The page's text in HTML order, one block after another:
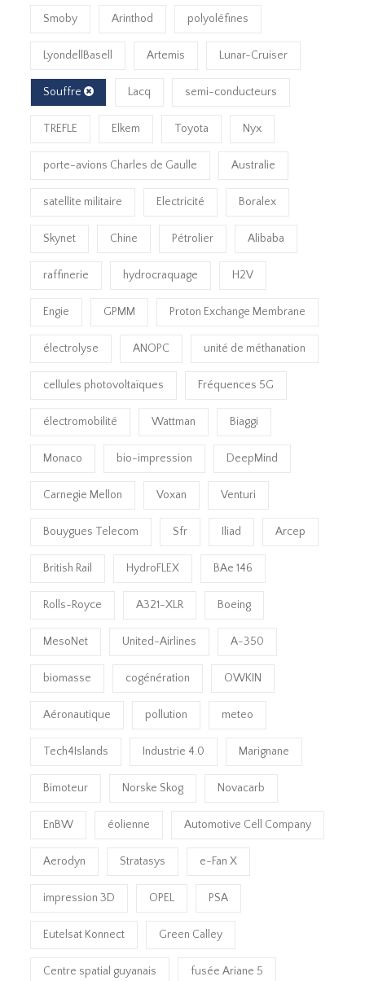
Smoby Arinthod polyoléfines
LyondellBasell Artemis Lunar-Cruiser
Souffre Lacq semi-conducteurs
TREFLE Elkem Toyota Nyx
porte-avions Charles de Gaulle Australie
satellite militaire Electricité Boralex
Skynet Chine Pétrolier Alibaba
raffinerie hydrocraquage H2V
Engie GPMM Proton Exchange Membrane
électrolyse ANOPC unité de méthanation
cellules photovoltaïques Fréquences 5G
électromobilité Wattman Biaggi
Monaco bio-impression DeepMind
Carnegie Mellon Voxan Venturi
Bouygues Telecom Sfr Iliad Arcep
British Rail HydroFLEX BAe 146
Rolls-Royce A321-XLR Boeing
MesoNet United-Airlines A-350
biomasse cogénération OWKIN
Aéronautique pollution meteo
Tech4Islands Industrie 4.0 Marignane
Bimoteur Norske Skog Novacarb
EnBW éolienne Automotive Cell Company
Aerodyn Stratasys e-Fan X
impression 3D OPEL PSA
Eutelsat Konnect Green Calley
Centre spatial guyanais fusée Ariane 5